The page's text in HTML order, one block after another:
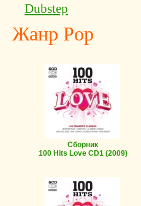
Dubstep
Жанр Pop
Сборник
100 Hits Love CD1 (2009)